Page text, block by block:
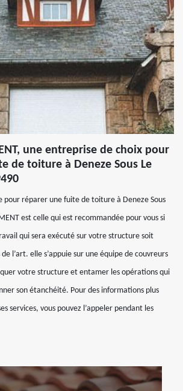
une entreprise de choix pour
de toiture à Deneze Sous Le
pour réparer une fuite de toiture à Deneze Sous
est celle qui est recommandée pour vous si
qui sera exécuté sur votre structure soit
l’art. elle s’appuie sur une équipe de couvreurs
votre structure et entamer les opérations qui
son étanchéité. Pour des informations plus
services, vous pouvez l’appeler pendant les